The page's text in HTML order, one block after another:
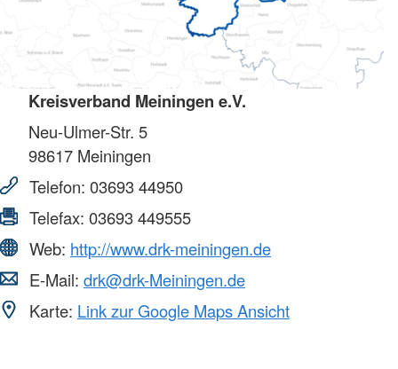
Kreisverband Meiningen e.V.
Neu-Ulmer-Str. 5
98617 Meiningen
Telefon: 03693 44950
Telefax: 03693 449555
Web: http://www.drk-meiningen.de
E-Mail: drk@drk-Meiningen.de
Karte: Link zur Google Maps Ansicht